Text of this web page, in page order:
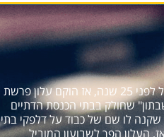
הכל התחיל לפני 25 שנה, אז הוקם עלון פרשת
שחולק בבתי הכנסת הדתיים
שקנה לו שם של כבוד על דלפקי בתי
העלון הפך לשבועון המוביל